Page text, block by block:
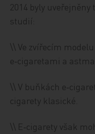
2014 byly uveřejněny
studií:
\\ Ve zvířecím
e‑cigaretami a
\\ V buňkách
cigarety klasické.
\\ E‑cigarety však